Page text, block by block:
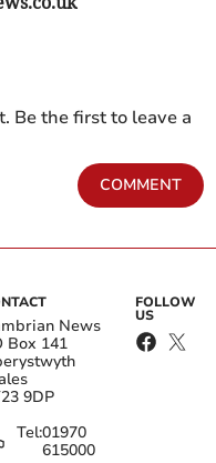
Be the first to leave a
COMMENT
News
Box 141
9DP
Tel:01970
615000
FOLLOW
US